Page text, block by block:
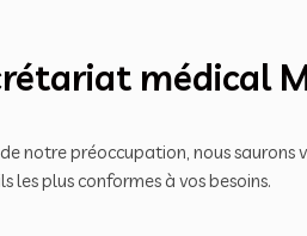
médical
notre préoccupation, nous saurons
les plus conformes à vos besoins.